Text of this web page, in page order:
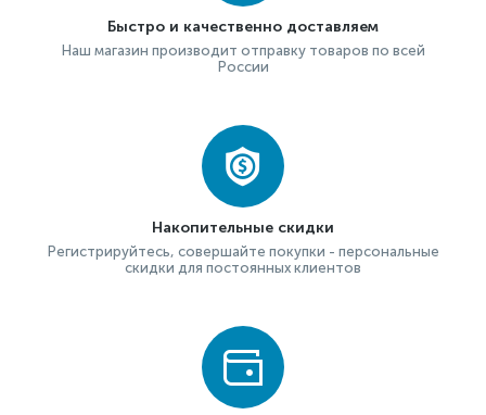
Быстро и качественно доставляем
Наш магазин производит отправку товаров по всей
России
Накопительные скидки
Регистрируйтесь, совершайте покупки - персональные
скидки для постоянных клиентов